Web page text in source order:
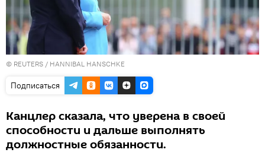
© REUTERS / HANNIBAL HANSCHKE
Подписаться
Канцлер сказала, что уверена в своей
способности и дальше выполнять
должностные обязанности.